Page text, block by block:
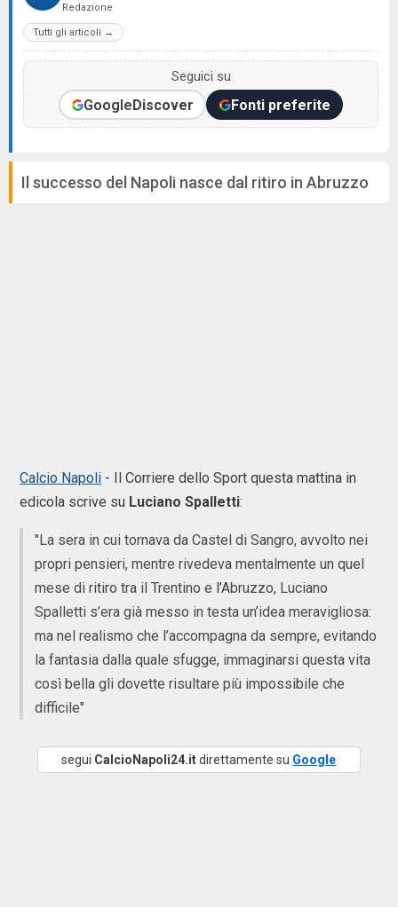
Redazione
Tutti gli articoli →
Seguici su
GoogleDiscover Fonti preferite
Il successo del Napoli nasce dal ritiro in Abruzzo
Calcio Napoli - Il Corriere dello Sport questa mattina in
edicola scrive su Luciano Spalletti:
"La sera in cui tornava da Castel di Sangro, avvolto nei
propri pensieri, mentre rivedeva mentalmente un quel
mese di ritiro tra il Trentino e l’Abruzzo, Luciano
Spalletti s’era già messo in testa un’idea meravigliosa:
ma nel realismo che l’accompagna da sempre, evitando
la fantasia dalla quale sfugge, immaginarsi questa vita
così bella gli dovette risultare più impossibile che
difficile"
segui CalcioNapoli24.itdirettamente su Google